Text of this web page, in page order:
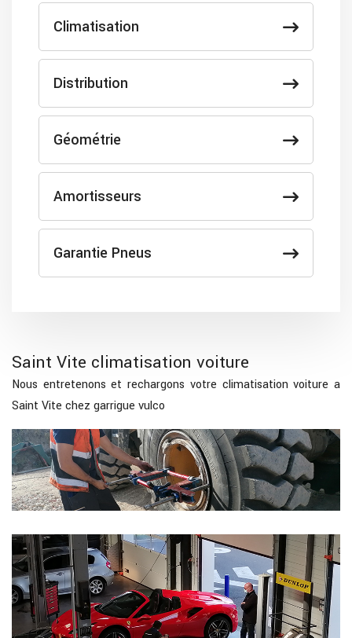
Climatisation
Distribution
Géométrie
Amortisseurs
Garantie Pneus
Saint Vite climatisation voiture
Nous entretenons et rechargons votre climatisation voiture a
Saint Vite chez garrigue vulco